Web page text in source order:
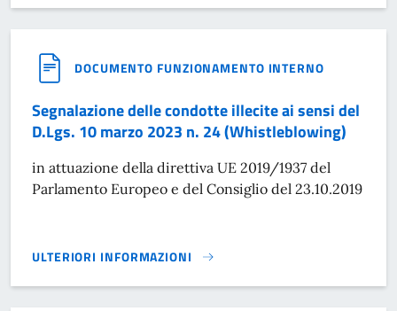
DOCUMENTO FUNZIONAMENTO INTERNO
Segnalazione delle condotte illecite ai sensi del
D.Lgs. 10 marzo 2023 n. 24 (Whistleblowing)
in attuazione della direttiva UE 2019/1937 del
Parlamento Europeo e del Consiglio del 23.10.2019
ULTERIORI INFORMAZIONI
SEGNALAZIONE DELLE CONDOTTE ILLECITE AI SENSI